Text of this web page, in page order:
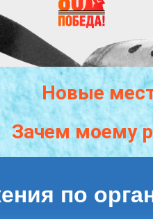
Новые
Зачем моему
по